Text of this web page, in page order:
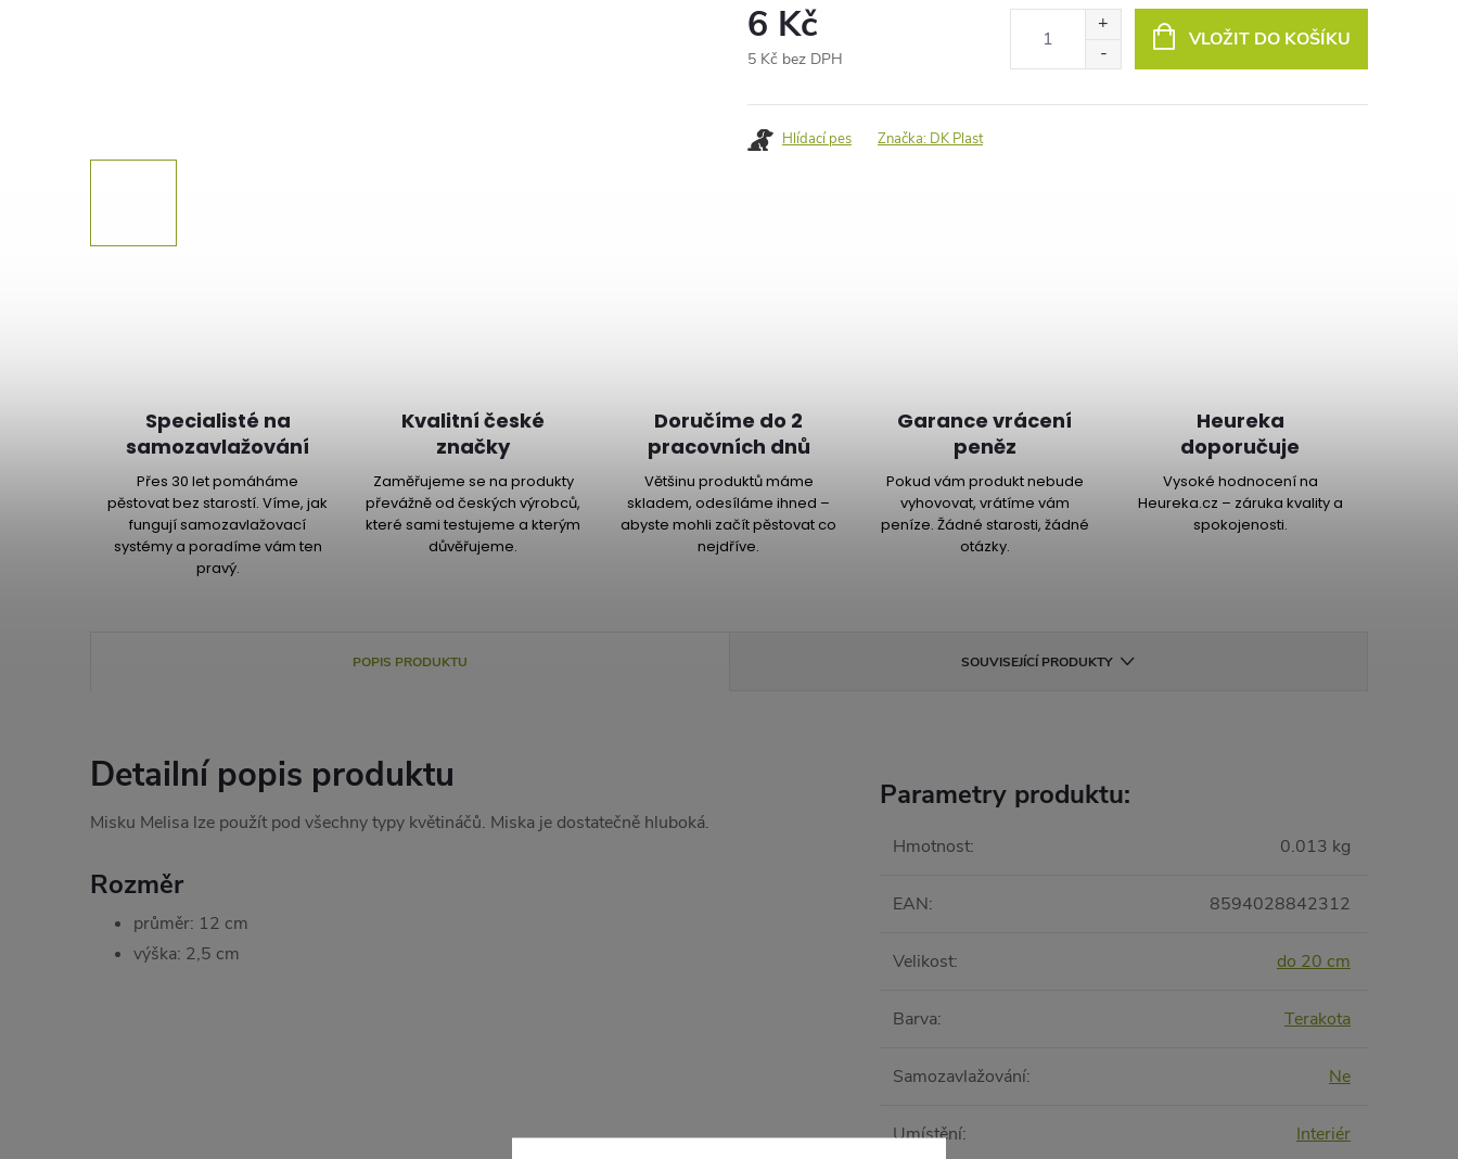
6 Kč
5 Kč bez DPH
cena:
VLOŽIT DO KOŠÍKU
Hlídací pes Značka: DK Plast
Specialisté na
samozavlažování
Přes 30 let pomáháme
pěstovat bez starostí. Víme, jak
fungují samozavlažovací
systémy a poradíme vám ten
pravý.
Kvalitní české
značky
Zaměřujeme se na produkty
převážně od českých výrobců,
které sami testujeme a kterým
důvěřujeme.
Doručíme do 2
pracovních dnů
Většinu produktů máme
skladem, odesíláme ihned –
abyste mohli začít pěstovat co
nejdříve.
Garance vrácení
peněz
Pokud vám produkt nebude
vyhovovat, vrátíme vám
peníze. Žádné starosti, žádné
otázky.
Heureka
doporučuje
Vysoké hodnocení na
Heureka.cz – záruka kvality a
spokojenosti.
POPIS PRODUKTU SOUVISEJÍCÍ PRODUKTY
Detailní popis produktu
Misku Melisa lze použít pod všechny typy květináčů. Miska je dostatečně hluboká.
Rozměr
průměr: 12 cm
výška: 2,5 cm
Parametry produktu:
Hmotnost: 0.013 kg
EAN: 8594028842312
Velikost: do 20 cm
Barva: Terakota
Samozavlažování: Ne
Umístění: Interiér